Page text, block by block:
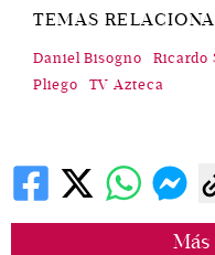
TEMAS
Daniel Bisogno Ricardo
Pliego
TV Azteca